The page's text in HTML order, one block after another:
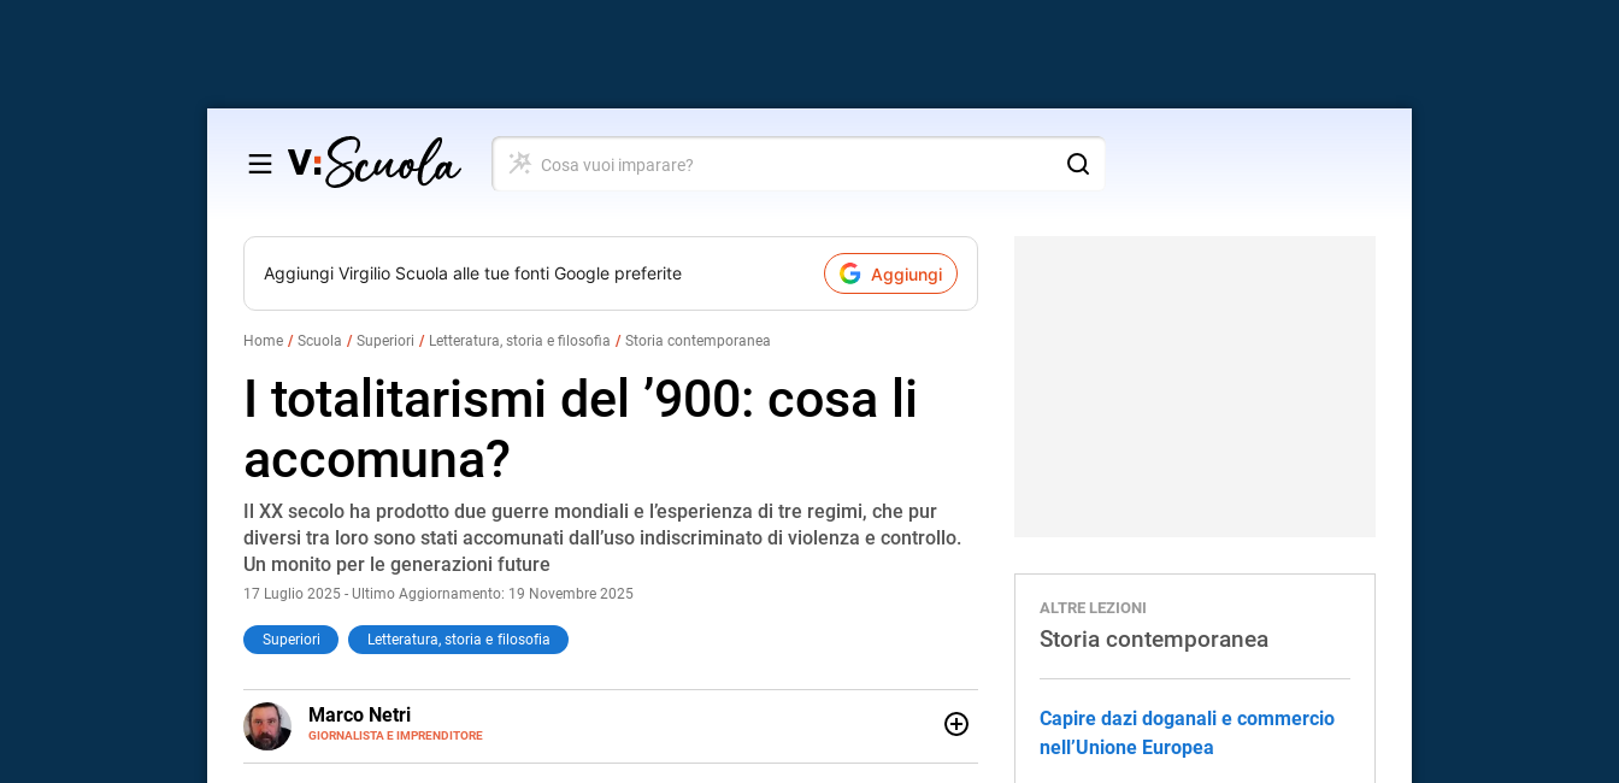
Salta
contenuto
Cosa
vuoi
Aggiungi Virgilio Scuola alle tue fonti Google preferite Aggiungi
Home Scuola Superiori Letteratura, storia e filosofia Storia contemporanea
I totalitarismi del ’900: cosa li
accomuna?
Il XX secolo ha prodotto due guerre mondiali e l’esperienza di tre regimi, che pur
diversi tra loro sono stati accomunati dall’uso indiscriminato di violenza e controllo.
Un monito per le generazioni future
17 Luglio 2025 - Ultimo Aggiornamento: 19 Novembre 2025
Superiori Letteratura, storia e filosofia
Marco Netri
GIORNALISTA E IMPRENDITORE
E-
MAIL
ALTRE LEZIONI
Storia contemporanea
Capire dazi doganali e commercio
nell’Unione Europea